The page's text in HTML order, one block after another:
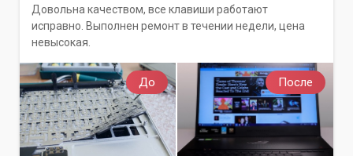
До После
Довольна качеством, все клавиши работают
исправно. Выполнен ремонт в течении недели, цена
невысокая.